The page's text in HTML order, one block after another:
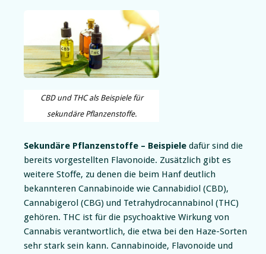
CBD und THC als Beispiele für
sekundäre Pflanzenstoffe.
Sekundäre Pflanzenstoffe – Beispiele dafür sind die
bereits vorgestellten Flavonoide. Zusätzlich gibt es
weitere Stoffe, zu denen die beim Hanf deutlich
bekannteren Cannabinoide wie Cannabidiol (CBD),
Cannabigerol (CBG) und Tetrahydrocannabinol (THC)
gehören. THC ist für die psychoaktive Wirkung von
Cannabis verantwortlich, die etwa bei den Haze-Sorten
sehr stark sein kann. Cannabinoide, Flavonoide und